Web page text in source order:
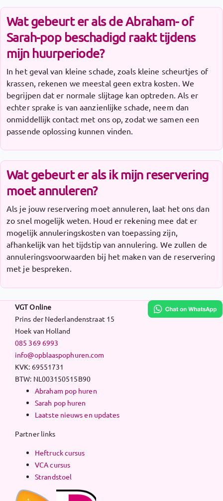
Wat gebeurt er als de Abraham- of
Sarah-pop beschadigd raakt tijdens
mijn huurperiode?
In het geval van kleine schade, zoals kleine scheurtjes of
krassen, rekenen we meestal geen extra kosten. We
begrijpen dat er normale slijtage kan optreden. Als er
echter sprake is van aanzienlijke schade, neem dan
onmiddellijk contact met ons op, zodat we samen een
passende oplossing kunnen vinden.
Wat gebeurt er als ik mijn reservering
moet annuleren?
Als je jouw reservering moet annuleren, laat het ons dan
zo snel mogelijk weten. Houd er rekening mee dat er
mogelijk annuleringskosten van toepassing zijn,
afhankelijk van het tijdstip van annulering. We zullen de
annuleringsvoorwaarden bij het maken van de reservering
met je bespreken.
VGT Online
Prins der Nederlandenstraat 15
Hoek van Holland
085 369 6993
info@opblaaspophuren.com
KVK: 69551731
BTW: NL003150515B90
Abraham pop huren
Sarah pop huren
Laatste nieuws en updates
Partner links
Heftruck cursus
VCA cursus
Strandstoel